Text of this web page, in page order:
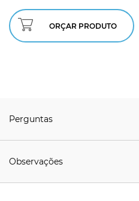
ORÇAR PRODUTO
Perguntas
Observações